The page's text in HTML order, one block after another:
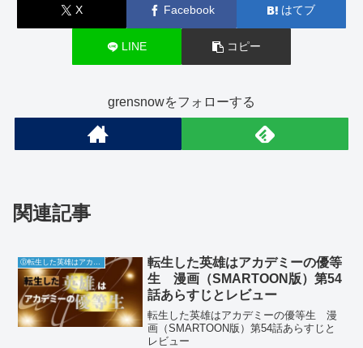
X Facebook はてブ
LINE コピー
grensnowをフォローする
関連記事
Ⓓ転生した英雄はアカデミーの優等生
転生した英雄はアカデミーの優等
生 漫画（SMARTOON版）第54
話あらすじとレビュー
転生した英雄はアカデミーの優等生 漫
画（SMARTOON版）第54話あらすじと
レビュー